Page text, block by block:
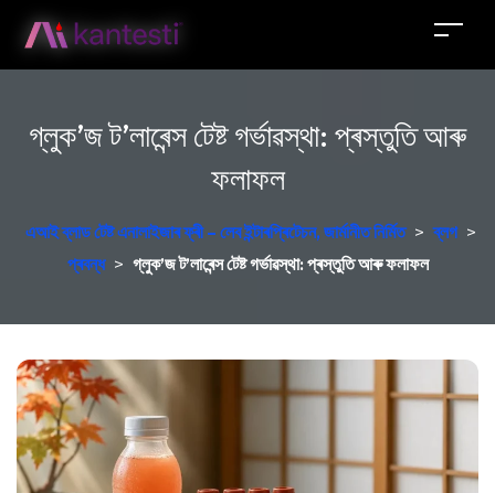
গ্লুক’জ ট’লাৰেন্স টেষ্ট গৰ্ভাৱস্থা: প্ৰস্তুতি আৰু
ফলাফল
এআই ব্লাড টেষ্ট এনালাইজাৰ ফ্ৰী – লেব ইন্টাৰপ্ৰিটেচন, জাৰ্মানীত নিৰ্মিত > ব্লগ >
প্ৰবন্ধ > গ্লুক’জ ট’লাৰেন্স টেষ্ট গৰ্ভাৱস্থা: প্ৰস্তুতি আৰু ফলাফল